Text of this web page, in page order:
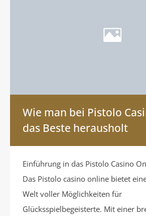
Wie man bei Pistolo
das Beste herausholt
Einführung in das Pistolo Casino
Das Pistolo casino online bietet
Welt voller Möglichkeiten für
Glücksspielbegeisterte. Mit einer